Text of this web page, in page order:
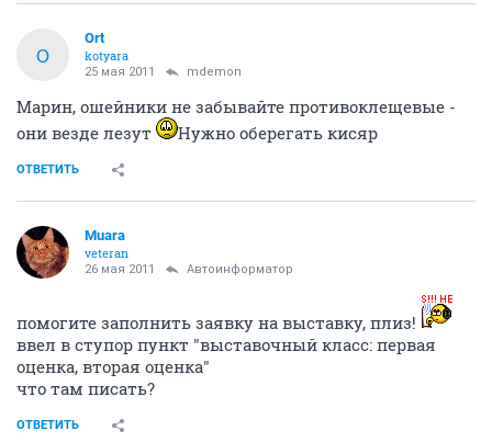
O
Ort
kotyara
25 мая 2011 mdemon
Марин, ошейники не забывайте противоклещевые -
они везде лезут
Нужно оберегать кисяр
ОТВЕТИТЬ
Muara
veteran
26 мая 2011 Автоинформатор
помогите заполнить заявку на выставку, плиз!
ввел в ступор пункт "выставочный класс: первая
оценка, вторая оценка"
что там писать?
ОТВЕТИТЬ